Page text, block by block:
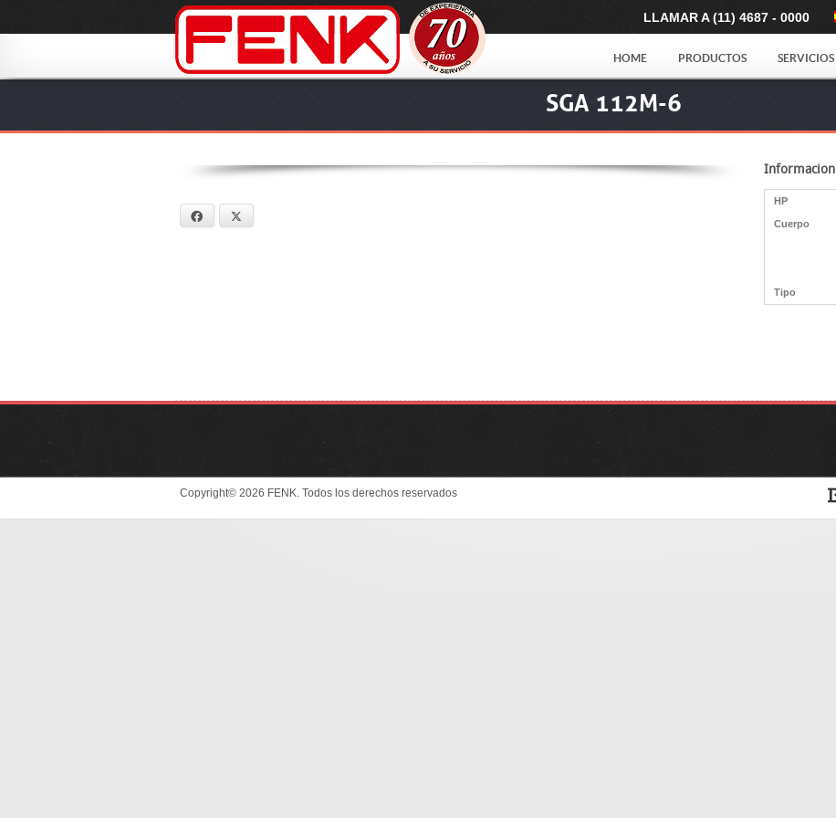
LLAMAR A (11) 4687 - 0000
HOME PRODUCTOS SERVICIOS
SGA 112M-6
Facebook
Informacion
HP
Cuerpo
Tipo
Copyright© 2026 FENK. Todos los derechos reservados